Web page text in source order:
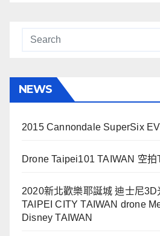
NEWS
2015 Cannondale SuperSix
Drone Taipei101 TAIWAN 空
2020新北歡樂耶誕城 迪士尼
TAIPEI CITY TAIWAN drone
Disney TAIWAN